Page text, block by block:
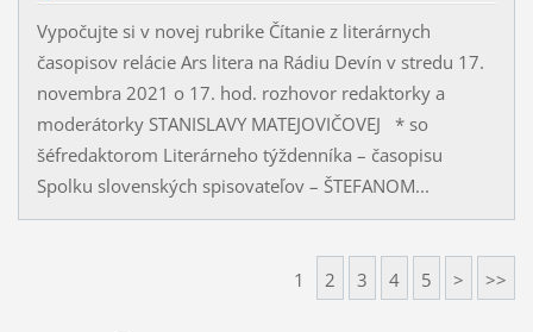
Vypočujte si v novej rubrike Čítanie z literárnych
časopisov relácie Ars litera na Rádiu Devín v stredu 17.
novembra 2021 o 17. hod. rozhovor redaktorky a
moderátorky STANISLAVY MATEJOVIČOVEJ * so
šéfredaktorom Literárneho týždenníka – časopisu
Spolku slovenských spisovateľov – ŠTEFANOM...
1 2 3 4 5 > >>